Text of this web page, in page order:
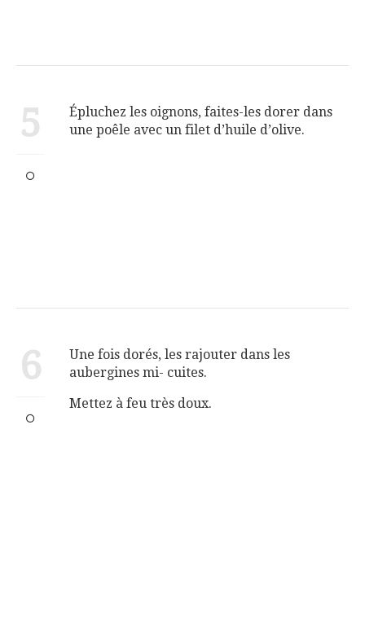
5
Épluchez les oignons, faites-les dorer dans
une poêle avec un filet d’huile d’olive.
6
Une fois dorés, les rajouter dans les
aubergines mi- cuites.
Mettez à feu très doux.